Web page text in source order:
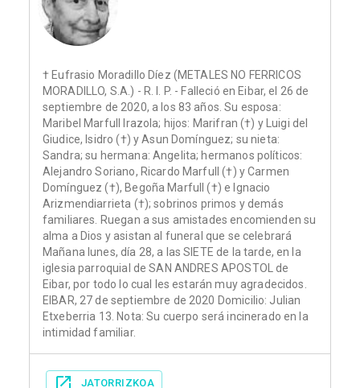
† Eufrasio Moradillo Díez (METALES NO FERRICOS
MORADILLO, S.A.) - R. I. P. - Falleció en Eibar, el 26 de
septiembre de 2020, a los 83 años. Su esposa:
Maribel Marfull Irazola; hijos: Marifran (†) y Luigi del
Giudice, Isidro (†) y Asun Domínguez; su nieta:
Sandra; su hermana: Angelita; hermanos políticos:
Alejandro Soriano, Ricardo Marfull (†) y Carmen
Domínguez (†), Begoña Marfull (†) e Ignacio
Arizmendiarrieta (†); sobrinos primos y demás
familiares. Ruegan a sus amistades encomienden su
alma a Dios y asistan al funeral que se celebrará
Mañana lunes, día 28, a las SIETE de la tarde, en la
iglesia parroquial de SAN ANDRES APOSTOL de
Eibar, por todo lo cual les estarán muy agradecidos.
EIBAR, 27 de septiembre de 2020 Domicilio: Julian
Etxeberria 13. Nota: Su cuerpo será incinerado en la
intimidad familiar.
JATORRIZKOA